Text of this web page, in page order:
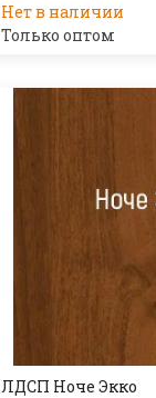
Нет в наличии
Только оптом
ЛДСП Ноче Экко